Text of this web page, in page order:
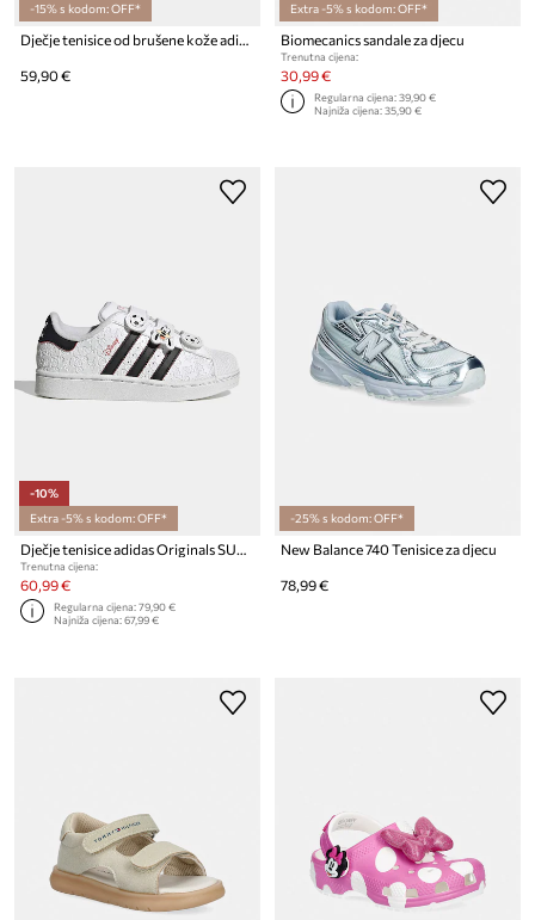
-15% s kodom: OFF*
Dječje tenisice od brušene kože adidas Originals HANDBALL SPEZIAL
59,90 €
Extra -5% s kodom: OFF*
Biomecanics sandale za djecu
Trenutna cijena:
30,99 €
Regularna cijena:39,90 €
Najniža cijena:35,90 €
-10%
Extra -5% s kodom: OFF*
Dječje tenisice adidas Originals SUPERSTAR II
Trenutna cijena:
60,99 €
Regularna cijena:79,90 €
Najniža cijena:67,99 €
-25% s kodom: OFF*
New Balance 740 Tenisice za djecu
78,99 €